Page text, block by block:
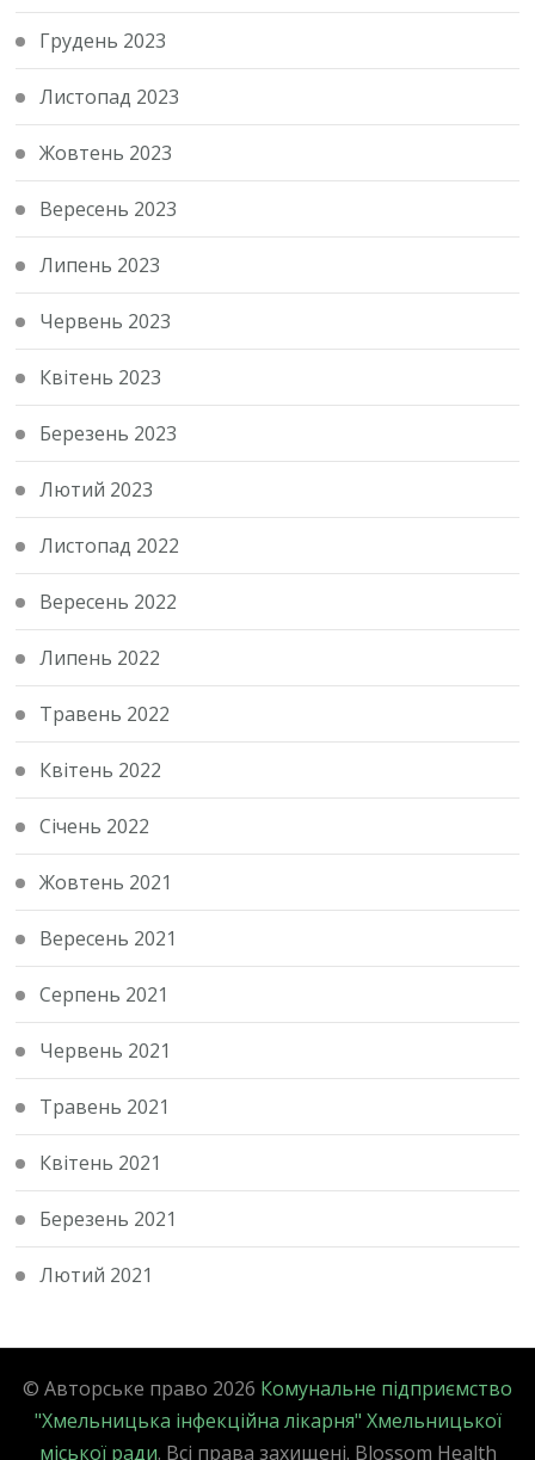
Грудень 2023
Листопад 2023
Жовтень 2023
Вересень 2023
Липень 2023
Червень 2023
Квітень 2023
Березень 2023
Лютий 2023
Листопад 2022
Вересень 2022
Липень 2022
Травень 2022
Квітень 2022
Січень 2022
Жовтень 2021
Вересень 2021
Серпень 2021
Червень 2021
Травень 2021
Квітень 2021
Березень 2021
Лютий 2021
© Авторське право 2026 Комунальне підприємство
"Хмельницька інфекційна лікарня" Хмельницької
міської ради. Всі права захищені. Blossom Health